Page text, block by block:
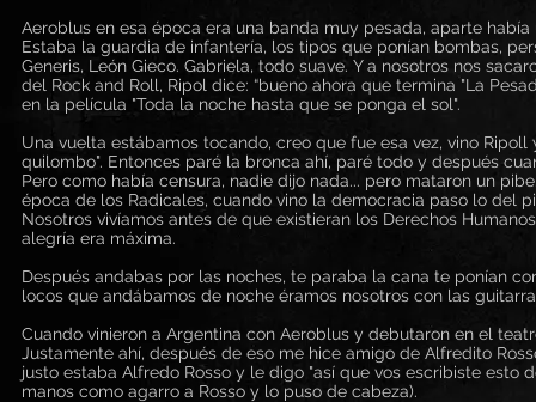
Aeroblus en esa época era una banda muy pesada, aparte
Estaba la guardia de infantería, los tipos que ponían bombas,
Generis, León Gieco. Gabriela, todo suave. Y a nosotros nos
del Rock and Roll, Ripol dice: “bueno ahora que termina "La
en la película "Toda la noche hasta que se ponga el sol".
Una vuelta estábamos tocando, creo que fue esa vez, vino
quilombo". Entonces paré la bronca ahí, paré todo y después
Pero como había censura, nadie dijo nada... pero mataron un
época de los Radicales, cuando vino la democracia paso lo del
Nosotros vivíamos antes de que existieran los Derechos
alegría era máxima.
Después andabas por las noches, te paraba la cana te ponían
locos que andábamos de noche éramos nosotros con las
Cuando vinieron a Argentina con Aeroblus y debutaron en el
Justamente ahí, después de eso me hice amigo de Alfredito
justo estaba Alfredo Rosso y le digo "así que vos escribiste esto
manos como agarro a Rosso y lo puso de cabeza).